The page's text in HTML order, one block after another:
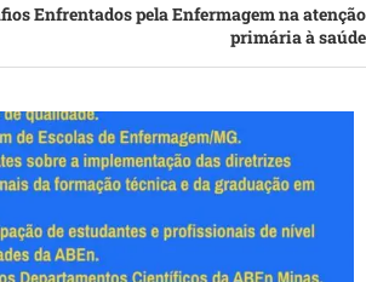
Enfrentados pela Enfermagem na atenção
primária à saúde